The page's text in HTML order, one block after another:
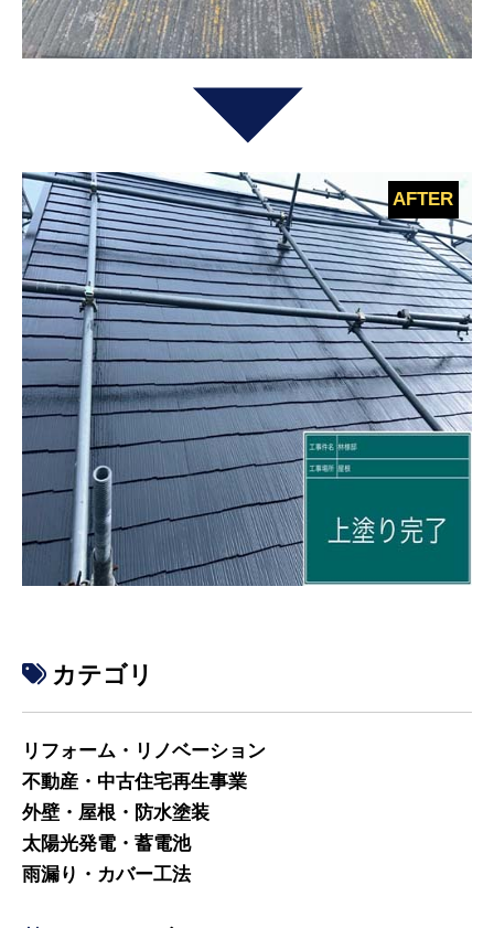
カテゴリ
リフォーム・リノベーション
不動産・中古住宅再生事業
外壁・屋根・防水塗装
太陽光発電・蓄電池
雨漏り・カバー工法